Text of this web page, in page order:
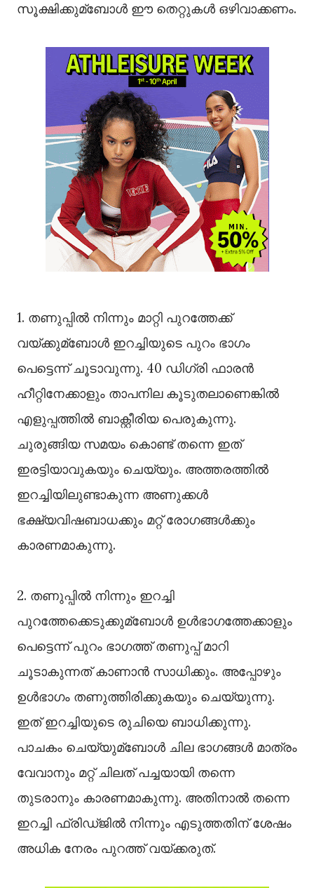
സൂക്ഷിക്കുമ്ബോള്‍ ഈ തെറ്റുകള്‍ ഒഴിവാക്കണം.
1. തണുപ്പില്‍ നിന്നും മാറ്റി പുറത്തേക്ക്
വയ്ക്കുമ്ബോള്‍ ഇറച്ചിയുടെ പുറം ഭാഗം
പെട്ടെന്ന് ചൂടാവുന്നു. 40 ഡിഗ്രി ഫാരൻ
ഹീറ്റിനേക്കാളും താപനില കൂടുതലാണെങ്കില്‍
എളുപ്പത്തില്‍ ബാക്റ്റീരിയ പെരുകുന്നു.
ചുരുങ്ങിയ സമയം കൊണ്ട് തന്നെ ഇത്
ഇരട്ടിയാവുകയും ചെയ്യും. അത്തരത്തില്‍
ഇറച്ചിയിലുണ്ടാകുന്ന അണുക്കള്‍
ഭക്ഷ്യവിഷബാധക്കും മറ്റ് രോഗങ്ങള്‍ക്കും
കാരണമാകുന്നു.
2. തണുപ്പില്‍ നിന്നും ഇറച്ചി
പുറത്തേക്കെടുക്കുമ്ബോള്‍ ഉള്‍ഭാഗത്തേക്കാളും
പെട്ടെന്ന് പുറം ഭാഗത്ത് തണുപ്പ് മാറി
ചൂടാകുന്നത് കാണാൻ സാധിക്കും. അപ്പോഴും
ഉള്‍ഭാഗം തണുത്തിരിക്കുകയും ചെയ്യുന്നു.
ഇത് ഇറച്ചിയുടെ രുചിയെ ബാധിക്കുന്നു.
പാചകം ചെയ്യുമ്ബോള്‍ ചില ഭാഗങ്ങള്‍ മാത്രം
വേവാനും മറ്റ് ചിലത് പച്ചയായി തന്നെ
തുടരാനും കാരണമാകുന്നു. അതിനാല്‍ തന്നെ
ഇറച്ചി ഫ്രിഡ്ജില്‍ നിന്നും എടുത്തതിന് ശേഷം
അധിക നേരം പുറത്ത് വയ്ക്കരുത്.